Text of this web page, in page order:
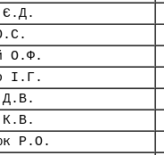
Є.Д.
О.Ф.
І.Г.
Д.В.
К.В.
Р.О.